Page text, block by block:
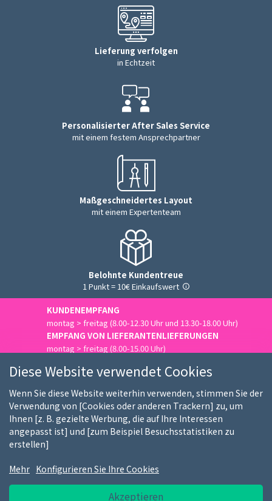
Lieferung verfolgen
in Echtzeit
Personalisierter After Sales Service
mit einem festem Ansprechpartner
Maßgeschneidertes Layout
mit einem Expertenteam
Belohnte Kundentreue
1 Punkt = 10€ Einkaufswert
KUNDENEMPFANG
montag > freitag (8.00-12.30 Uhr und 13.30-18.00 Uhr)
EMPFANG VON LIEFERANTENLIEFERUNGEN
montag > freitag (8.00-15.00 Uhr)
Wer sind wir Unsere Kunden
Unsere Marken
Stellenangebote
Nutzungsbedingungen
Diese Website verwendet Cookies
Wenn Sie diese Website weiterhin verwenden, stimmen Sie der
Verwendung von [Cookies oder anderen Trackern] zu, um
Ihnen [z. B. gezielte Werbung, die auf Ihre Interessen
angepasst ist] und [zum Beispiel Besuchsstatistiken zu
erstellen]
Mehr Konfigurieren Sie Ihre Cookies
Akzeptieren